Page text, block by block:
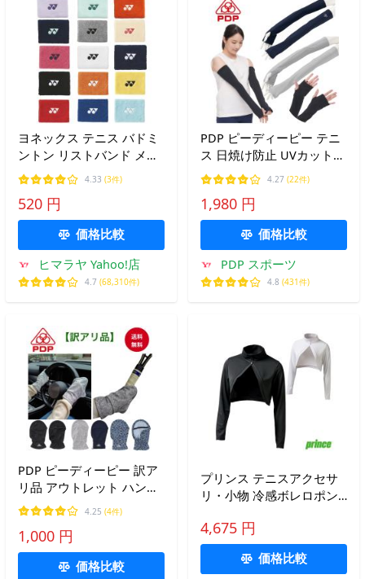
ヨネックス テニス バドミ
ントン リストバンド メン
ズ レディース 1P AC492
YONEX
4.33 (3件)
520 円
価格比較
ヒマラヤ Yahoo!店
4.7 (68,310件)
PDP ピーディーピー テニ
ス 日焼け防止 UVカット
アームカバー ロング レデ
ィース 両手セット 手の甲
PTA-H01 爆買
4.27 (22件)
1,980 円
価格比較
PDP スポーツ
4.8 (431件)
PDP ピーディーピー 訳ア
リ品 アウトレット ハンド
カバー ハンドガード テニ
ス ゴルフ UVカット 自転
車 手袋 両手セット 手の甲
日焼け防止 PTA-H02_B 爆
4.25 (4件)
1,000 円
価格比較
プリンス テニスアクセサ
リ・小物 冷感ボレロポン
4,675 円
価格比較